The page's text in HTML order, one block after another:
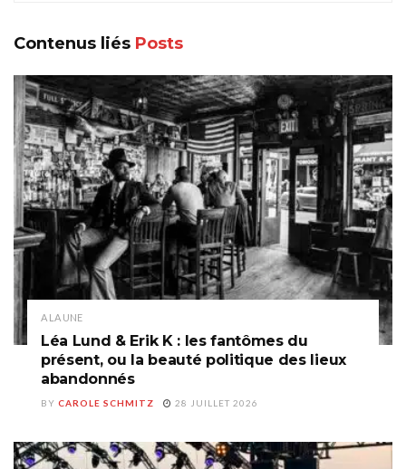
Contenus liés Posts
A LA UNE
Léa Lund & Erik K : les fantômes du
présent, ou la beauté politique des lieux
abandonnés
BY CAROLE SCHMITZ 28 JUILLET 2026